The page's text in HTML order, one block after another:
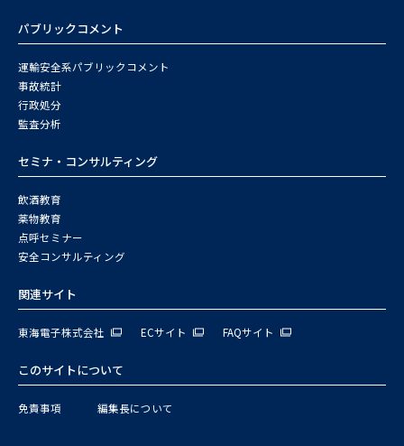
パブリックコメント
運輸安全系パブリックコメント
事故統計
行政処分
監査分析
セミナ・コンサルティング
飲酒教育
薬物教育
点呼セミナー
安全コンサルティング
関連サイト
東海電子株式会社 ECサイト FAQサイト
このサイトについて
免責事項 編集長について